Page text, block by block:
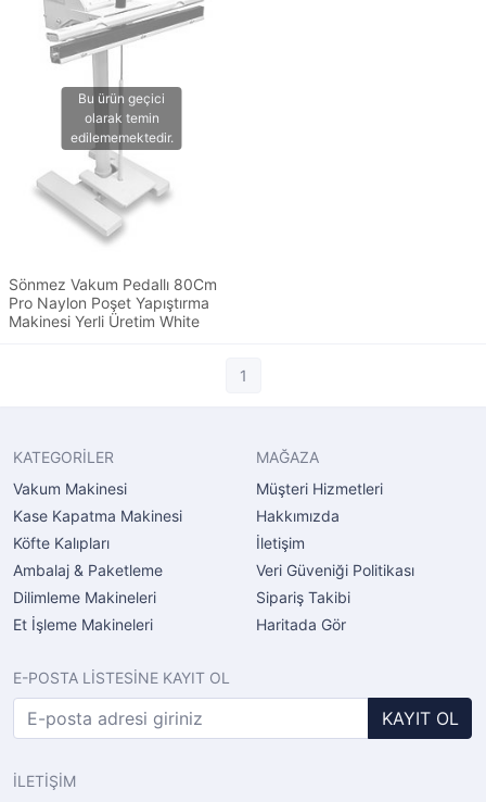
Sönmez Vakum Pedallı 80Cm
Pro Naylon Poşet Yapıştırma
Makinesi Yerli Üretim White
1
KATEGORİLER
Vakum Makinesi
Kase Kapatma Makinesi
Köfte Kalıpları
Ambalaj & Paketleme
Dilimleme Makineleri
Et İşleme Makineleri
MAĞAZA
Müşteri Hizmetleri
Hakkımızda
İletişim
Veri Güveniği Politikası
Sipariş Takibi
Haritada Gör
E-POSTA LİSTESİNE KAYIT OL
KAYIT OL
İLETİŞİM